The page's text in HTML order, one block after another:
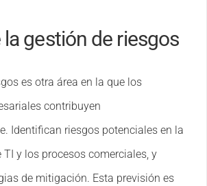
la gestión de riesgos
es otra área en la que los
contribuyen
Identifican riesgos potenciales en la
y los procesos comerciales, y
de mitigación. Esta previsión es